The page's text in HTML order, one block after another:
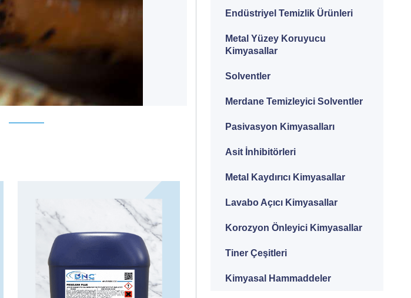
Endüstriyel Temizlik Ürünleri
Metal Yüzey Koruyucu
Kimyasallar
Solventler
Merdane Temizleyici Solventler
Pasivasyon Kimyasalları
Asit İnhibitörleri
Metal Kaydırıcı Kimyasallar
Lavabo Açıcı Kimyasallar
Korozyon Önleyici Kimyasallar
Tiner Çeşitleri
Kimyasal Hammaddeler